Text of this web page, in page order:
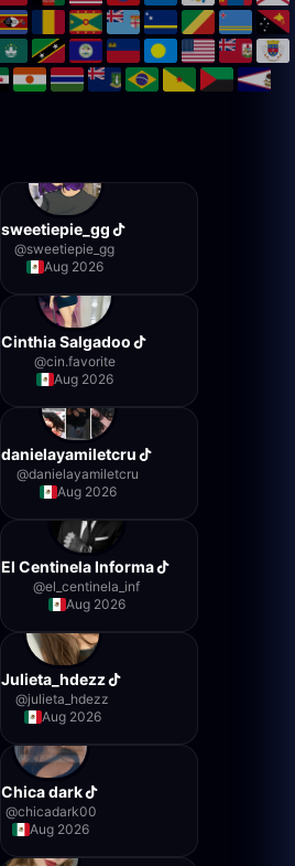
sweetiepie_gg
@sweetiepie_gg
Aug 2026
Cinthia Salgadoo
@cin.favorite
Aug 2026
danielayamiletcru
@danielayamiletcru
Aug 2026
El Centinela Informa
@el_centinela_inf
Aug 2026
Julieta_hdezz
@julieta_hdezz
Aug 2026
Chica dark
@chicadark00
Aug 2026